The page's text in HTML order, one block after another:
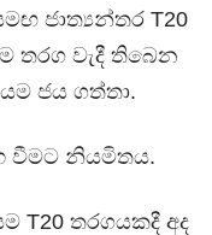
ජාත්‍යන්තර T20
තරග වැදී තිබෙන
ජය ගත්තා.
වීමට නියමිතය.
T20 තරගයකදී අද